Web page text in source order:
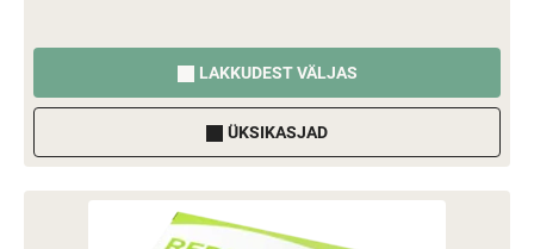
LAKKUDEST VÄLJAS
ÜKSIKASJAD